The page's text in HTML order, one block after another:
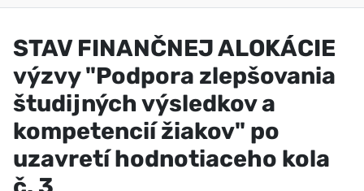
STAV FINANČNEJ ALOKÁCIE
výzvy "Podpora zlepšovania
študijných výsledkov a
kompetencií žiakov" po
uzavretí hodnotiaceho kola